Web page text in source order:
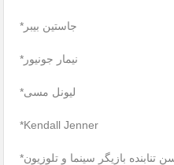
*جاستین بیبر
*نیمار جونیور
*لیونل مسی
*Kendall Jenner
بازیگر سینما و تلوزیون